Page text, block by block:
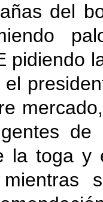
del
pidiendo
la toga y